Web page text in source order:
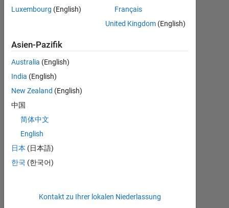
BEITRÄGE
1
05/20
01/21
09/21
05/22
01/23
09/23
05/24
01/25
09/25
05/26
02/21
11/21
08/22
05/23
02/24
11/24
08/25 04/21
RANG
27.996
302.034
Luxembourg (English)
Français
United Kingdom (English)
Asien-Pazifik
Australia (English)
India (English)
New Zealand (English)
中国
简体中文
English
日本 (日本語)
한국 (한국어)
Kontakt zu Ihrer lokalen Niederlassung